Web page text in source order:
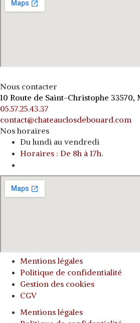
Nous contacter
10 Route de Saint-Christophe 33570,
05.57.25.43.37
contact@chateauclosdebouard.com
Nos horaires
Du lundi au vendredi
Horaires : De 8h à 17h.
Mentions légales
Politique de confidentialité
Gestion des cookies
CGV
Mentions légales